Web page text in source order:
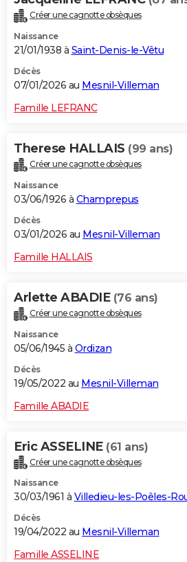
Dictionnaire
Biographies
Citations
Expressions
Proverbes
PROGRAMME TV
COPAINS D'AVANT
S'inscrire
Se connecter
Lycées
Collèges
Primaires
Universités
Entreprises
Service militaire
Avis de recherche
AVIS DE DÉCÈS
Créer une cagnotte obsèques
Naissance
21/01/1938 à Saint-Denis-le-Vêtu
Décès
07/01/2026 au Mesnil-Villeman
Famille LEFRANC
Therese HALLAIS (99 ans)
Créer une cagnotte obsèques
Naissance
03/06/1926 à Champrepus
Décès
03/01/2026 au Mesnil-Villeman
Famille HALLAIS
Arlette ABADIE (76 ans)
Créer une cagnotte obsèques
Naissance
05/06/1945 à Ordizan
Décès
19/05/2022 au Mesnil-Villeman
Famille ABADIE
Eric ASSELINE (61 ans)
Créer une cagnotte obsèques
Naissance
30/03/1961 à Villedieu-les-Poêles-
Décès
19/04/2022 au Mesnil-Villeman
Famille ASSELINE